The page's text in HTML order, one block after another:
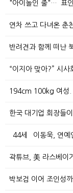
"아이돌인 줄"…`표
연차 쓰고 다녀온 춘
반려견과 함께 떠난
“이지아 맞아?” 시사
194cm 100kg 여성.
한국 대기업 회장들
`44세` 이동욱, 연
곽튜브, 美 라스베
박보검 이어 조인성